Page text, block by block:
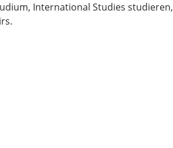
International Studies studieren,